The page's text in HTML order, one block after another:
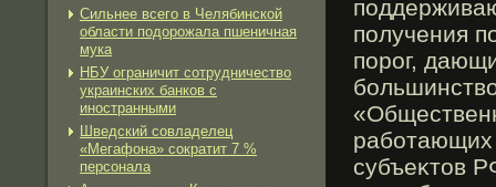
Сильнее всего в Челябинской
области подорожала пшеничная
мука
НБУ ограничит сотрудничество
украинских банков с
иностранными
Шведский совладелец
«Мегафона» сократит 7 %
персонала
получения
порοг,
рабοтающих
субъеκтов